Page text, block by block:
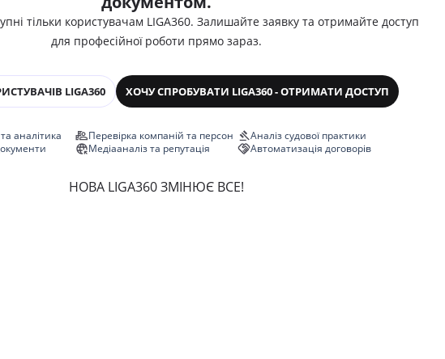
тільки користувачам LIGA360. Залишайте заявку та отримайте доступ
для професійної роботи прямо зараз.
LIGA360 ХОЧУ СПРОБУВАТИ LIGA360 - ОТРИМАТИ ДОСТУП
аналітика
Перевірка компаній та персон
Медіааналіз та репутація
Аналіз судової практики
Автоматизація договорів
НОВА LIGA360 ЗМІНЮЄ ВСЕ!